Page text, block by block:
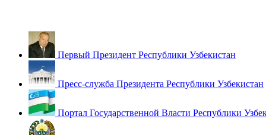
Первый Президент Республики Узбекистан
Пресс-служба Президента Республики Узбекистан
Портал Государственной Власти Республики